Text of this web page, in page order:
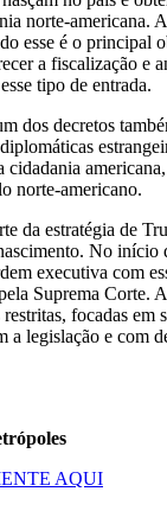
norte-americana.
esse é o principal
a fiscalização e
tipo de entrada.
dos decretos
cidadania
norte-americano.
da estratégia de
No início
executiva com
Suprema Corte.
focadas em
a legislação e com
AQUI